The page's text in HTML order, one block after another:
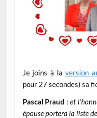
Je joins à laversion
pour 27 secondes) sa
Pascal Praud :et
épouse portera la liste